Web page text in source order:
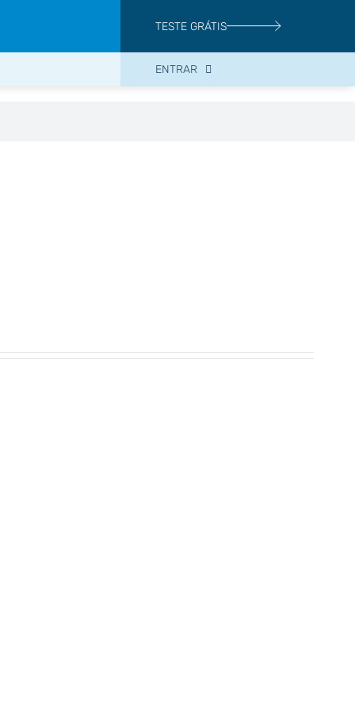
TESTE GRÁTIS
ENTRAR